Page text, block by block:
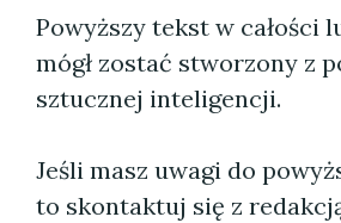
Powyższy tekst w całości
mógł zostać stworzony z
sztucznej inteligencji.
Jeśli masz uwagi do
to skontaktuj się z